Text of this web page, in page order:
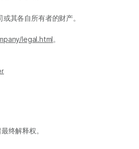
其各自所有者的财产。
legal.html。
终解释权。